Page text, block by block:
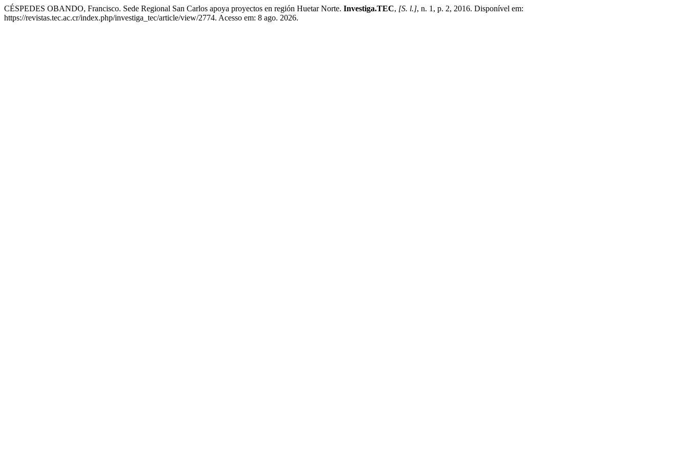
CÉSPEDES OBANDO, Francisco. Sede Regional San Carlos apoya proyectos en región Huetar Norte. Investiga.TEC, [S. l.], n. 1, p. 2, 2016. Disponível em:
https://revistas.tec.ac.cr/index.php/investiga_tec/article/view/2774. Acesso em: 8 ago. 2026.